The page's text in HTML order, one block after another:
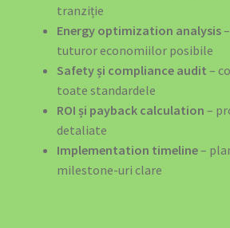
tranziție
Energy optimization analysis
tuturor economiilor posibile
Safety și compliance audit –
toate standardele
ROI și payback calculation –
detaliate
Implementation timeline–
milestone-uri clare